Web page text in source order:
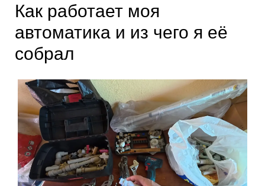
Как работает моя
автоматика и из чего я её
собрал